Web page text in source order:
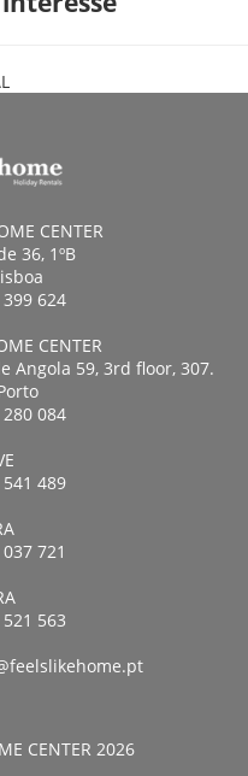
CENTER
36, 1ºB
624
CENTER
Angola 59, 3rd floor, 307.
084
489
721
563
CENTER 2026